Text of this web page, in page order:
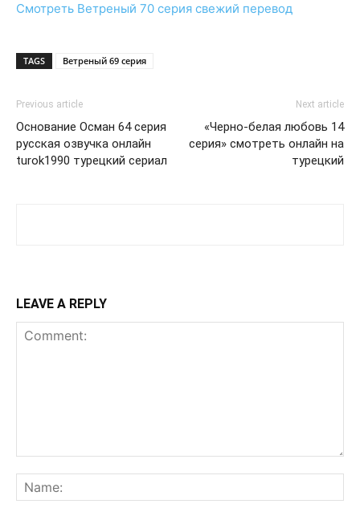
Смотреть Ветреный 70 серия свежий перевод
TAGS Ветреный 69 серия
Previous article
Основание Осман 64 серия
русская озвучка онлайн
turok1990 турецкий сериал
Next article
«Черно-белая любовь 14
серия» смотреть онлайн на
турецкий
LEAVE A REPLY